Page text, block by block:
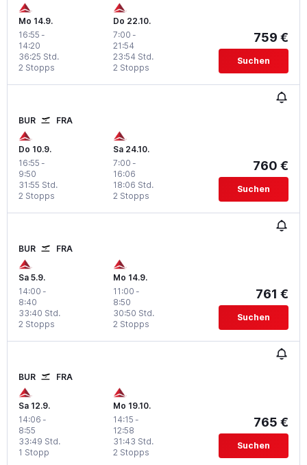
Mo 14.9.
16:55 -
14:20
2 Stopps
36:25 Std.
Do 22.10.
7:00 -
21:54
2 Stopps
23:54 Std.
759 €
Suchen
BUR FRA
Do 10.9.
16:55 -
9:50
2 Stopps
31:55 Std.
Sa 24.10.
7:00 -
16:06
2 Stopps
18:06 Std.
760 €
Suchen
BUR FRA
Sa 5.9.
14:00 -
8:40
2 Stopps
33:40 Std.
Mo 14.9.
11:00 -
8:50
2 Stopps
30:50 Std.
761 €
Suchen
BUR FRA
Sa 12.9.
14:06 -
8:55
1 Stopp
33:49 Std.
Mo 19.10.
14:15 -
12:58
2 Stopps
31:43 Std.
765 €
Suchen